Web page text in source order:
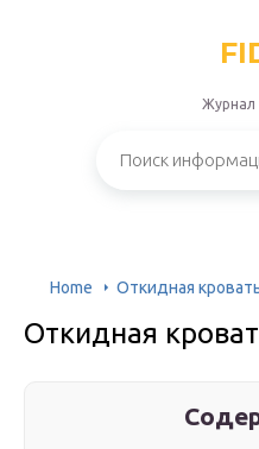
Журнал
Home Откидная
Откидная